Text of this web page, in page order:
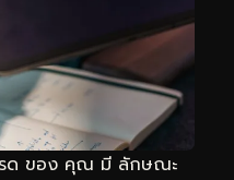
รด ของ คุณ มี ลักษณะ